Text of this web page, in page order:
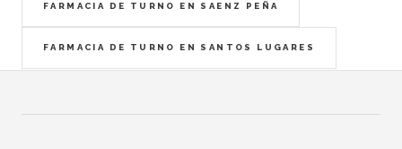
FARMACIA DE TURNO EN SAENZ PEÑA
FARMACIA DE TURNO EN SANTOS LUGARES